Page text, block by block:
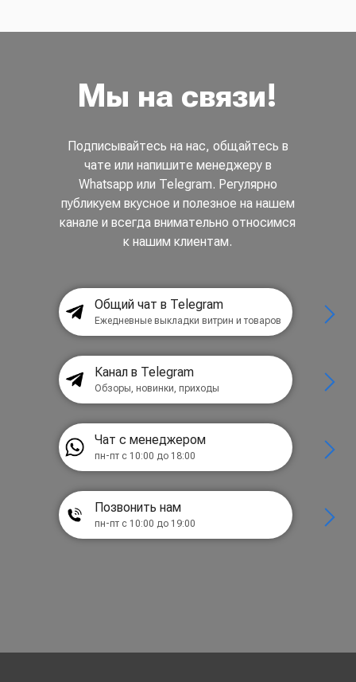
Мы на связи!
Подписывайтесь на нас, общайтесь в
чате или напишите менеджеру в
Whatsapp или Telegram. Регулярно
публикуем вкусное и полезное на нашем
канале и всегда внимательно относимся
к нашим клиентам.
Общий чат в Telegram
Ежедневные выкладки витрин и товаров
Канал в Telegram
Обзоры, новинки, приходы
Чат с менеджером
пн-пт с 10:00 до 18:00
Позвонить нам
пн-пт с 10:00 до 19:00